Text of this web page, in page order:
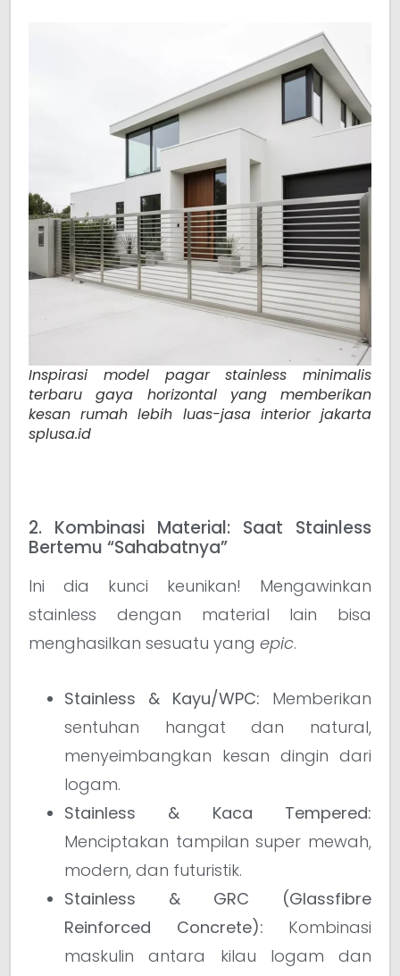
Inspirasi model pagar stainless minimalis
terbaru gaya horizontal yang memberikan
kesan rumah lebih luas-jasa interior jakarta
splusa.id
2. Kombinasi Material: Saat Stainless
Bertemu “Sahabatnya”
Ini dia kunci keunikan! Mengawinkan
stainless dengan material lain bisa
menghasilkan sesuatu yang epic.
Stainless & Kayu/WPC: Memberikan
sentuhan hangat dan natural,
menyeimbangkan kesan dingin dari
logam.
Stainless & Kaca Tempered:
Menciptakan tampilan super mewah,
modern, dan futuristik.
Stainless & GRC (Glassfibre
Reinforced Concrete): Kombinasi
maskulin antara kilau logam dan